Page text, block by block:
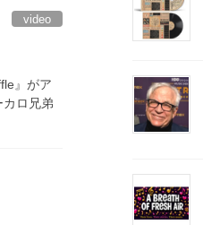
video
』がア
ロ兄弟